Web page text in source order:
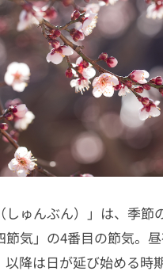
しゅんぶん）」は、季節
節気」の4番目の節気。
以降は日が延び始める時